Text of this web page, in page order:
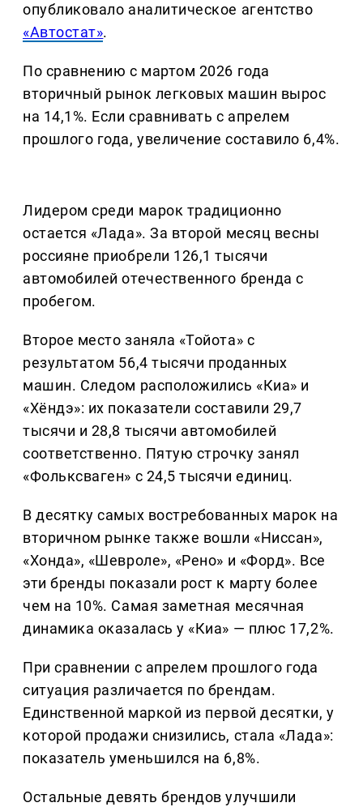
опубликовало аналитическое агентство
«Автостат».
По сравнению с мартом 2026 года
вторичный рынок легковых машин вырос
на 14,1%. Если сравнивать с апрелем
прошлого года, увеличение составило 6,4%.
Лидером среди марок традиционно
остается «Лада». За второй месяц весны
россияне приобрели 126,1 тысячи
автомобилей отечественного бренда с
пробегом.
Второе место заняла «Тойота» с
результатом 56,4 тысячи проданных
машин. Следом расположились «Киа» и
«Хёндэ»: их показатели составили 29,7
тысячи и 28,8 тысячи автомобилей
соответственно. Пятую строчку занял
«Фольксваген» с 24,5 тысячи единиц.
В десятку самых востребованных марок на
вторичном рынке также вошли «Ниссан»,
«Хонда», «Шевроле», «Рено» и «Форд». Все
эти бренды показали рост к марту более
чем на 10%. Самая заметная месячная
динамика оказалась у «Киа» — плюс 17,2%.
При сравнении с апрелем прошлого года
ситуация различается по брендам.
Единственной маркой из первой десятки, у
которой продажи снизились, стала «Лада»:
показатель уменьшился на 6,8%.
Остальные девять брендов улучшили